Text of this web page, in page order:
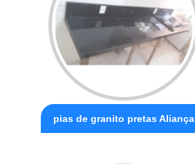
pias de granito pretas Aliança